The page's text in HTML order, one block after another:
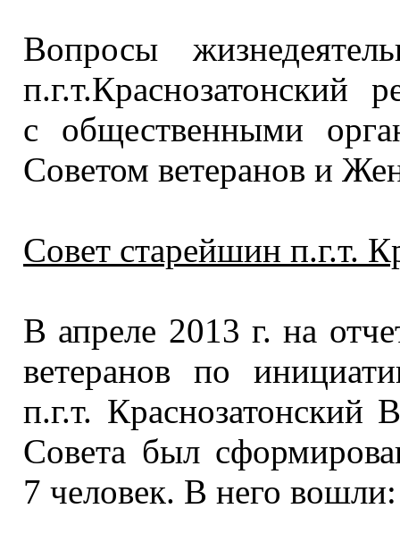
Вопросы
п.г.т.Краснозатонский
с общественными
Советом ветеранов и
Совет старейшин п.г.т.
В апреле 2013 г. на
ветеранов по
п.г.т. Краснозатонский
Совета был
7 человек. В него вошли: